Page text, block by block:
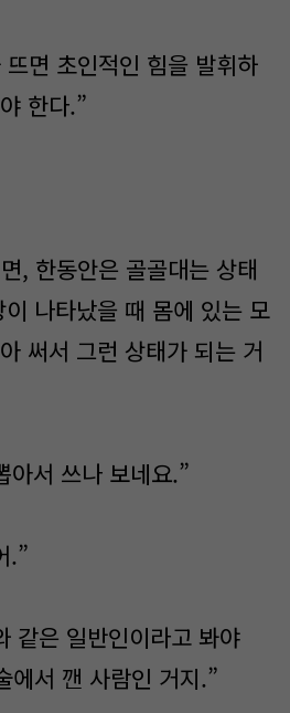
면 초인적인 힘을 발휘하
한다.”
, 한동안은 골골대는 상태
나타났을 때 몸에 있는 모
써서 그런 상태가 되는 거
아서 쓰나 보네요.”
.”
같은 일반인이라고 봐야
에서 깬 사람인 거지.”